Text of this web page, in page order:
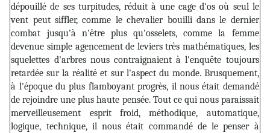
dépouillé de ses turpitudes, réduit à une cage d'os où seul le
vent peut siffler, comme le chevalier bouilli dans le dernier
combat jusqu'à n'être plus qu'osselets, comme la femme
devenue simple agencement de leviers très mathématiques, les
squelettes d'arbres nous contraignaient à l'enquête toujours
retardée sur la réalité et sur l'aspect du monde. Brusquement,
à l'époque du plus flamboyant progrès, il nous était demandé
de rejoindre une plus haute pensée. Tout ce qui nous paraissait
merveilleusement esprit froid, méthodique, automatique,
logique, technique, il nous était commandé de le penser à